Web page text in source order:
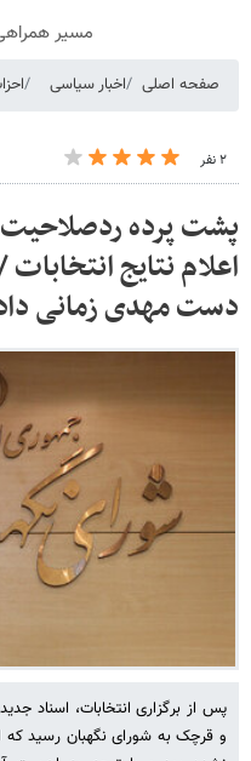
مسیر همراهی
صفحه اصلی اخبار سیاسی
۲ نفر
پشت پرده
اعلام نتایج
دست مهدی زمانی
پس از برگزاری انتخابات، اسناد
و قرچک به شورای نگهبان رسید که